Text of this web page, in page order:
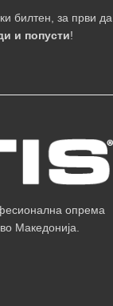
билтен, за први да
и попусти!
опрема
Македонија.